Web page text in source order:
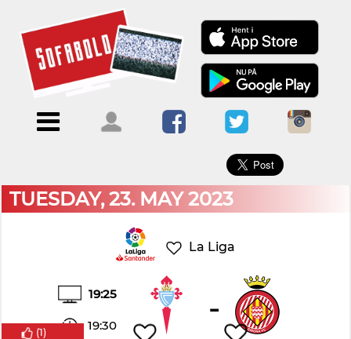
Menu
ForsideKalendere
Blogs
Om
Sofabold
Kontakt
bruger
ind
×
TUESDAY, 23. MAY 2023
La Liga
19:25
19:30 -
(1)